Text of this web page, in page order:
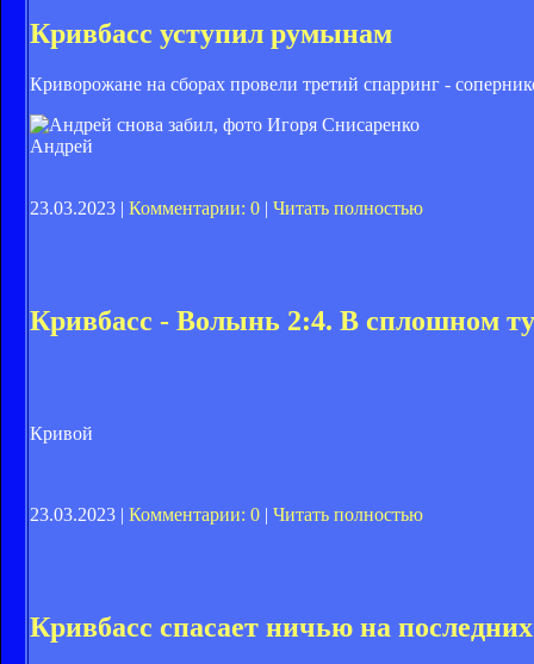
Кривбасс уступил румынам
Криворожане на сборах провели третий спарринг -
Андрей
23.03.2023 | Комментарии: 0 | Читать полностью
Кривбасс - Волынь 2:4. В сплошном
Кривой
23.03.2023 | Комментарии: 0 | Читать полностью
Кривбасс спасает ничью на